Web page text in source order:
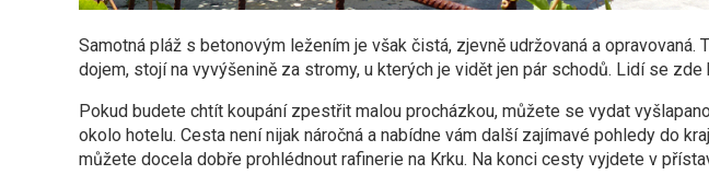
Samotná pláž s betonovým ležením je však čistá, zjevně udržovaná a opravovaná.
dojem, stojí na vyvýšenině za stromy, u kterých je vidět jen pár schodů. Lidí se zde
Pokud budete chtít koupání zpestřit malou procházkou, můžete se vydat
okolo hotelu. Cesta není nijak náročná a nabídne vám další zajímavé pohledy do
můžete docela dobře prohlédnout rafinerie na Krku. Na konci cesty vyjdete v